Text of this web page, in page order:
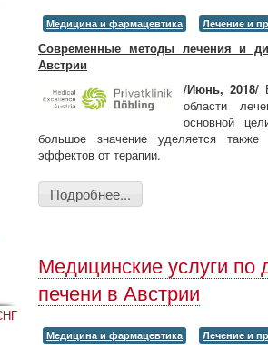
Медицина и фармацевтика Лечение и
Современные методы лечения и
Австрии
/Июнь, 2018/
области
основной
большое значение уделяется
эффектов от терапии.
Подробнее...
Медицинские услуги по
печени в Австрии
Медицина и фармацевтика Лечение и